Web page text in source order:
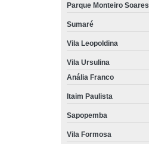
Parque Monteiro Soares
Sumaré
Vila Leopoldina
Vila Ursulina
Anália Franco
Itaim Paulista
Sapopemba
Vila Formosa